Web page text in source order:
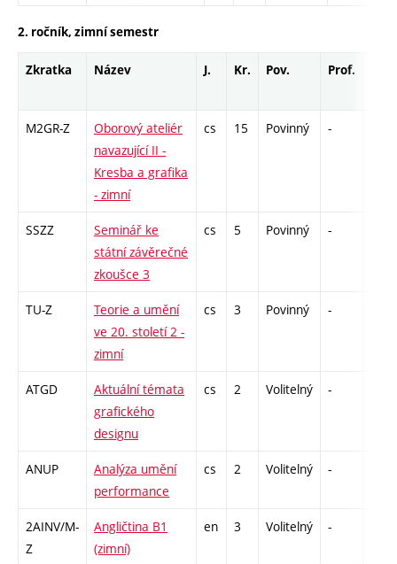
2. ročník, zimní semestr
Zkratka Název J. Kr. Pov. Prof.
M2GR-Z
Oborový ateliér
navazující II -
Kresba a grafika
- zimní
cs 15 Povinný -
SSZZ
Seminář ke
státní závěrečné
zkoušce 3
cs 5 Povinný -
TU-Z
Teorie a umění
ve 20. století 2 -
zimní
cs 3 Povinný -
ATGD
Aktuální témata
grafického
designu
cs 2 Volitelný -
ANUP
Analýza umění
performance
cs 2 Volitelný -
2AINV/M-
Z
Angličtina B1
(zimní)
en 3 Volitelný -